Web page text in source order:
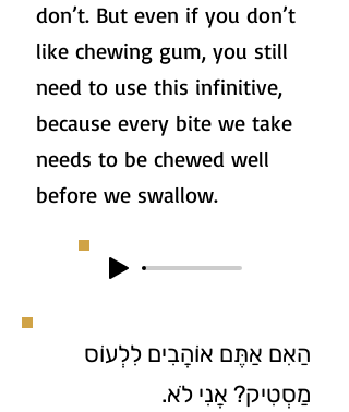
don’t. But even if you don’t
like chewing gum, you still
need to use this infinitive,
because every bite we take
needs to be chewed well
before we swallow.
הַאִם אַתֶּם אוֹהֲבִים לִלְעוֹס
מַסְטִיק? אֲנִי לֹא.